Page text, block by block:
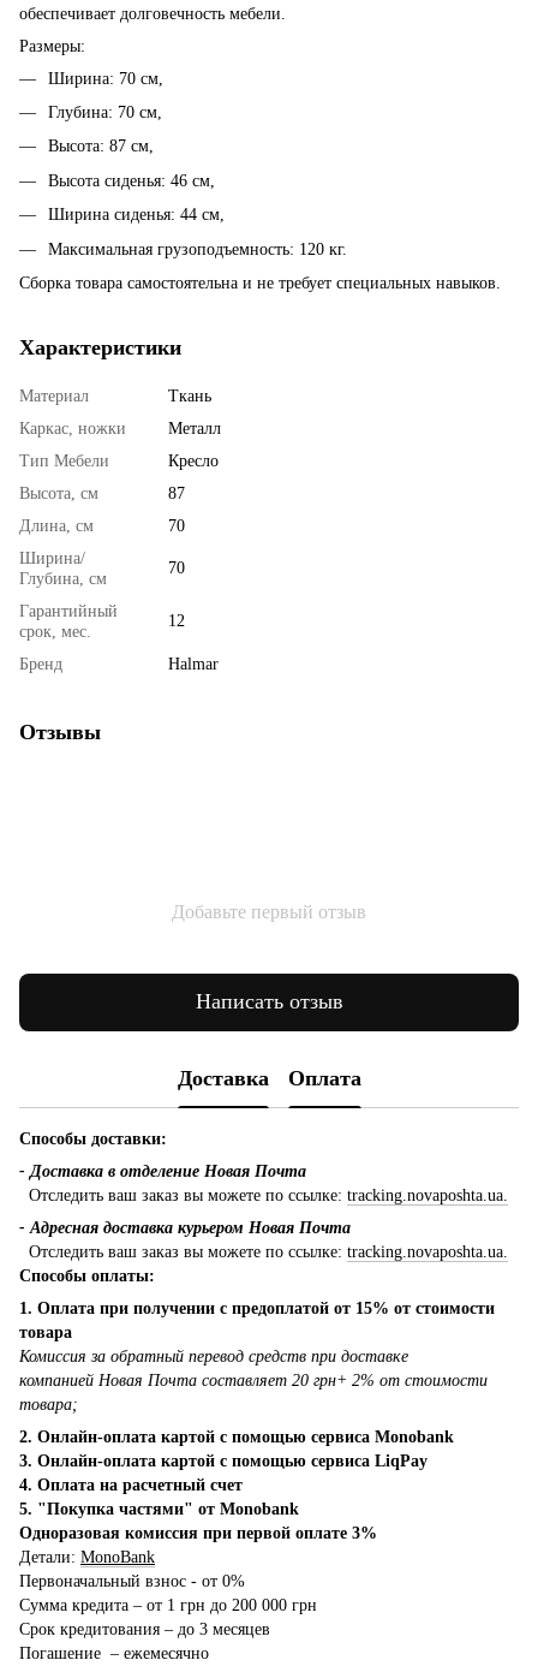
обеспечивает долговечность мебели.
Размеры:
Ширина: 70 см,
Глубина: 70 см,
Высота: 87 см,
Высота сиденья: 46 см,
Ширина сиденья: 44 см,
Максимальная грузоподъемность: 120 кг.
Сборка товара самостоятельна и не требует специальных навыков.
Характеристики
Материал
Ткань
Каркас, ножки
Металл
Тип Мебели
Кресло
Высота, см
87
Длина, см
70
Ширина/
Глубина, см
70
Гарантийный
срок, мес.
12
Бренд Halmar
Отзывы
Добавьте первый отзыв
Написать отзыв
Доставка Оплата
Способы доставки:
- Доставка в отделение Новая Почта
Отследить ваш заказ вы можете по ссылке: tracking.novaposhta.ua.
- Адресная доставка курьером Новая Почта
Отследить ваш заказ вы можете по ссылке: tracking.novaposhta.ua.
Способы оплаты:
1. Оплата при получении с предоплатой от 15% от стоимости
товара
Комиссия за обратный перевод средств при доставке
компанией Новая Почта составляет 20 грн+ 2% от стоимости
товара;
2. Онлайн-оплата картой с помощью сервиса Monobank
3. Онлайн-оплата картой с помощью сервиса LiqPay
4. Оплата на расчетный счет
5. "Покупка частями" от Monobank
Одноразовая комиссия при первой оплате 3%
Детали: MonoBank
Первоначальный взнос - от 0%
Сумма кредита – от 1 грн до 200 000 грн
Срок кредитования – до 3 месяцев
Погашение – ежемесячно